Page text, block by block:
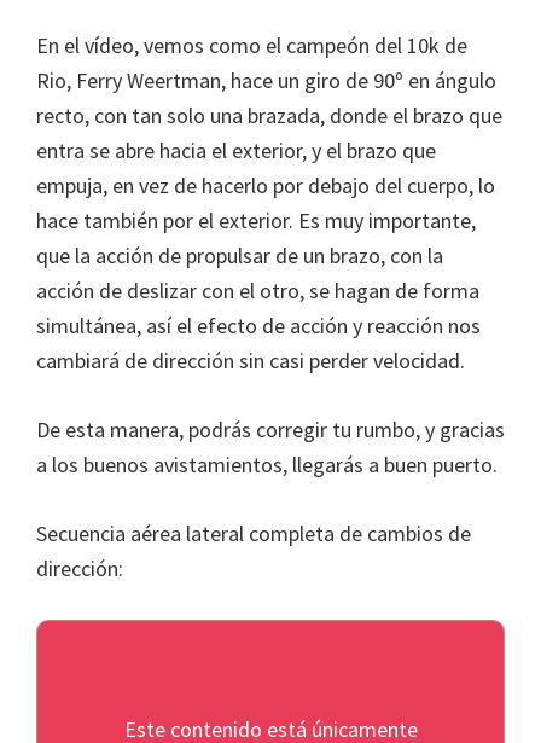
En el vídeo, vemos como el campeón del 10k de
Rio, Ferry Weertman, hace un giro de 90º en ángulo
recto, con tan solo una brazada, donde el brazo que
entra se abre hacia el exterior, y el brazo que
empuja, en vez de hacerlo por debajo del cuerpo, lo
hace también por el exterior. Es muy importante,
que la acción de propulsar de un brazo, con la
acción de deslizar con el otro, se hagan de forma
simultánea, así el efecto de acción y reacción nos
cambiará de dirección sin casi perder velocidad.
De esta manera, podrás corregir tu rumbo, y gracias
a los buenos avistamientos, llegarás a buen puerto.
Secuencia aérea lateral completa de cambios de
dirección:
Este contenido está únicamente